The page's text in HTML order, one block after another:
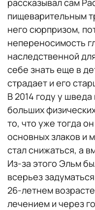
пищеварительным
него сюрпризом,
непереносимость
наследственной
себе знать еще в
страдает и его
В 2014 году у
больших
то, что уже тогда
основных злаков и
стал снижаться, а
Из-за этого Эльм
всерьез
26-летнем
лечением и через